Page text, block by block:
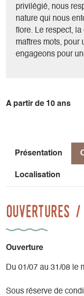
privilégié, nous
nature qui nous
flore. Le respect,
maîtres mots, pour
engageons pour
A partir de 10 ans
Présentation
Localisation
Ouvertures
Ouverture
Du 01/07 au 31/08 le
Sous réserve de